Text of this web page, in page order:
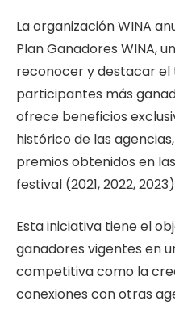
La organización WINA
Plan Ganadores WINA,
reconocer y destacar el
participantes más
ofrece beneficios
histórico de las
premios obtenidos en
festival (2021, 2022,
Esta iniciativa tiene el
ganadores vigentes en
competitiva como la
conexiones con otras